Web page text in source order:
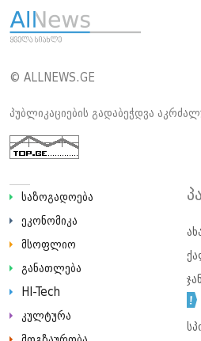
© ALLNEWS.GE
პუბლიკაციების გადაბეჭდვა
საზოგადოება
ეკონომიკა
მსოფლიო
განათლება
HI-Tech
კულტურა